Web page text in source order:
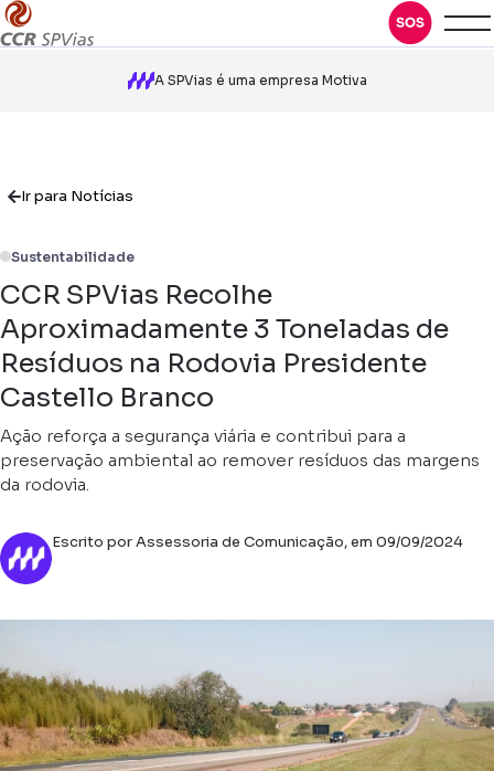
A SPVias é uma empresa Motiva
Ir para Notícias
Sustentabilidade
CCR SPVias Recolhe
Aproximadamente 3 Toneladas de
Resíduos na Rodovia Presidente
Castello Branco
Ação reforça a segurança viária e contribui para a
preservação ambiental ao remover resíduos das margens
da rodovia.
Escrito por Assessoria de Comunicação, em 09/09/2024